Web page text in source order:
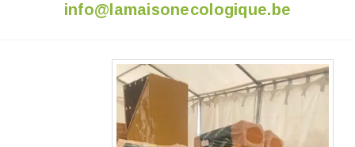
info@lamaisonecologique.be